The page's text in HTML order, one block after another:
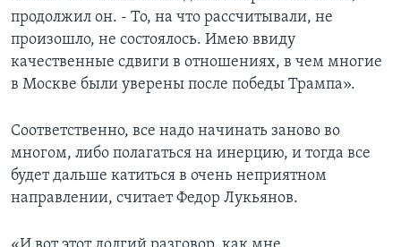
продолжил он. - То, на что рассчитывали, не
произошло, не состоялось. Имею ввиду
качественные сдвиги в отношениях, в чем многие
в Москве были уверены после победы Трампа».
Соответственно, все надо начинать заново во
многом, либо полагаться на инерцию, и тогда все
будет дальше катиться в очень неприятном
направлении, считает Федор Лукьянов.